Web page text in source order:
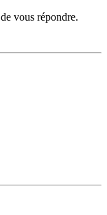
vous répondre.